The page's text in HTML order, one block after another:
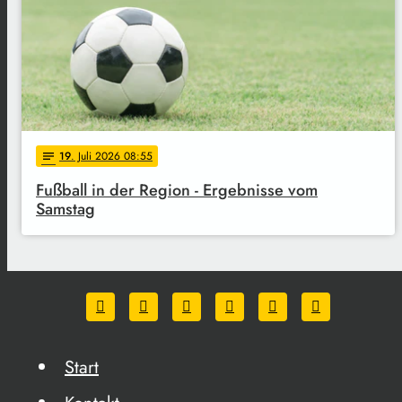
notes 19. Juli 2026 08:55
Fußball in der Region - Ergebnisse vom
Samstag
Start